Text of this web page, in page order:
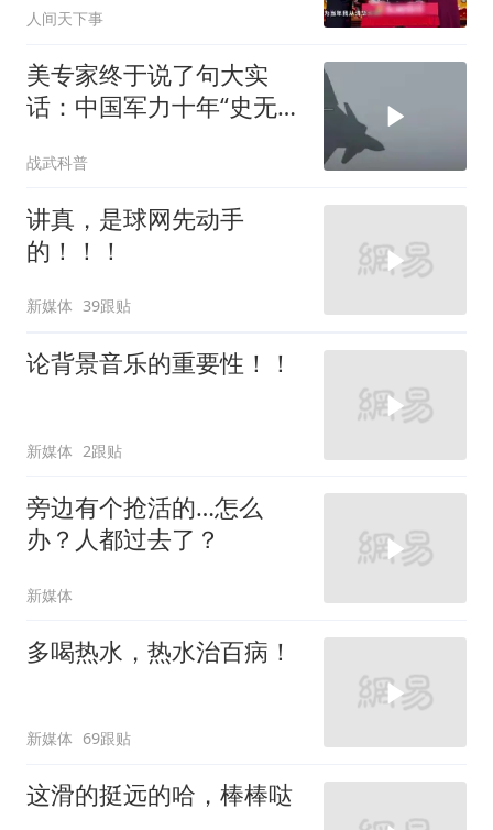
人间天下事
美专家终于说了句大实
话：中国军力十年“史无前
住了
战武科普
讲真，是球网先动手
的！！！
新媒体 39跟贴
论背景音乐的重要性！！
新媒体 2跟贴
旁边有个抢活的…怎么
办？人都过去了？
新媒体
多喝热水，热水治百病！
新媒体 69跟贴
这滑的挺远的哈，棒棒哒